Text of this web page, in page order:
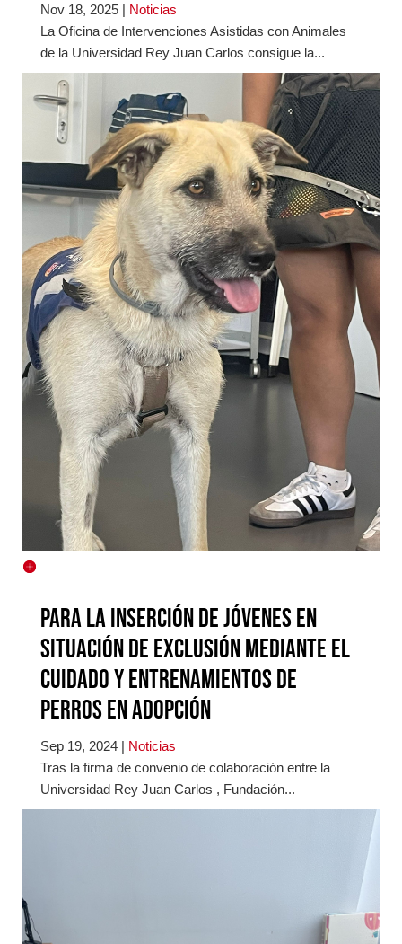
Nov 18, 2025| Noticias
La Oficina de Intervenciones Asistidas con Animales
de la Universidad Rey Juan Carlos consigue la...
Para la inserción de jóvenes en
situación de exclusión mediante el
cuidado y entrenamientos de
perros en adopción
Sep 19, 2024| Noticias
Tras la firma de convenio de colaboración entre la
Universidad Rey Juan Carlos , Fundación...